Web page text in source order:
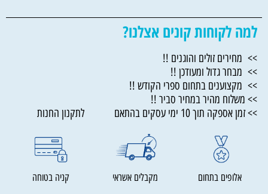
למה לקוחות קונים אצלנו?
>> מחירים זולים והוגנים !!
>> מבחר גדול ומעודכן !!
>> מקצוענים בתחום ספרי הקודש !!
>> משלוח מהיר במחיר סביר !!
>> זמן אספקה תוך 10 ימי עסקים בהתאם לתקנון החנות
אלופים בתחום מקבלים אשראי קניה בטוחה